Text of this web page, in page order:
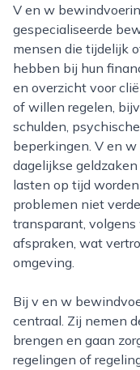
V en w bewindvoering is een betrokken en
gespecialiseerde
mensen die tijdelijk
hebben bij hun
en overzicht voor
of willen regelen,
schulden,
beperkingen. V en
dagelijkse
lasten op tijd
problemen niet
transparant,
afspraken, wat
omgeving.
Bij v en w bewindvoering staat persoonlijk contact
centraal. Zij nemen
brengen en gaan
regelingen of